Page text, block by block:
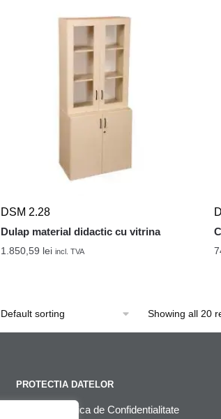
DSM 2.28
Dulap material didactic cu vitrina
1.850,59 lei incl. TVA
Showing all 20
PROTECTIA DATELOR
GDPR – Politica de Confidentialitate